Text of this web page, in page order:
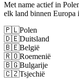
Met name actief in
elk land binnen Europa
🇵🇱Polen
🇩🇪Duitsland
🇧🇪België
🇷🇴Roemenië
🇧🇬Bulgarije
🇨🇿Tsjechië